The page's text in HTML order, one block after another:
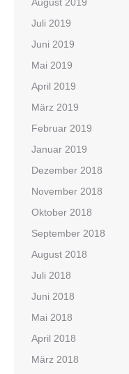
August 2019
Juli 2019
Juni 2019
Mai 2019
April 2019
März 2019
Februar 2019
Januar 2019
Dezember 2018
November 2018
Oktober 2018
September 2018
August 2018
Juli 2018
Juni 2018
Mai 2018
April 2018
März 2018